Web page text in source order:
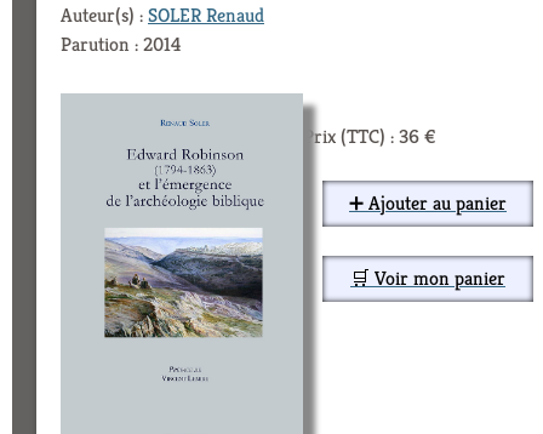
Auteur(s) :SOLER Renaud
Parution : 2014
Prix (TTC) : 36 €
➕ Ajouter au panier
🛒 Voir mon panier